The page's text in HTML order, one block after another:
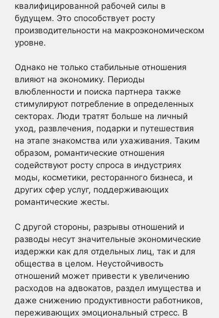
квалифицированной рабочей силы в
будущем. Это способствует росту
производительности на макроэкономическом
уровне.
Однако не только стабильные отношения
влияют на экономику. Периоды
влюбленности и поиска партнера также
стимулируют потребление в определенных
секторах. Люди тратят больше на личный
уход, развлечения, подарки и путешествия
на этапе знакомства или ухаживания. Таким
образом, романтические отношения
содействуют росту спроса в индустриях
моды, косметики, ресторанного бизнеса, и
других сфер услуг, поддерживающих
романтические жесты.
С другой стороны, разрывы отношений и
разводы несут значительные экономические
издержки как для отдельных лиц, так и для
общества в целом. Неустойчивость
отношений может привести к увеличению
расходов на адвокатов, раздел имущества и
даже снижению продуктивности работников,
переживающих эмоциональный стресс. В